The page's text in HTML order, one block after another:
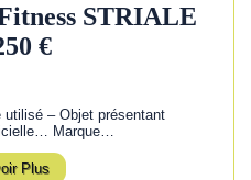
STRIALE
€
– Objet présentant
Marque…
Plus